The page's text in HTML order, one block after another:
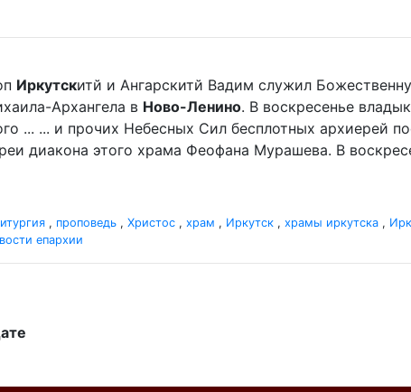
Иркутскитй и Ангарскитй Вадим служил
Архангела в Ново-Ленино. В воскресенье
... ... и прочих Небесных Сил бесплотных архиерей
диакона этого храма Феофана Мурашева. В
, проповедь , Христос , храм , Иркутск , храмы иркутска ,
епархии